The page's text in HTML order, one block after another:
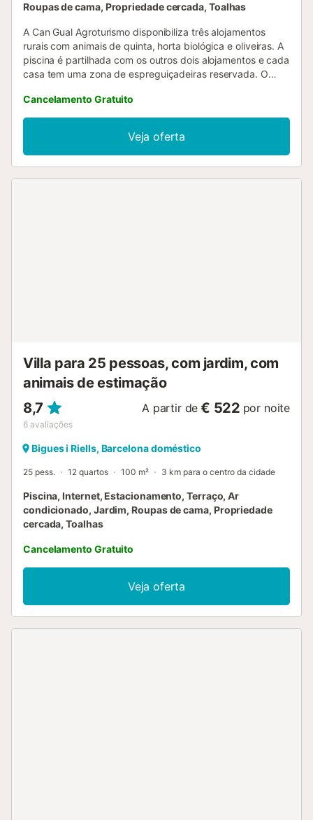
Roupas de cama, Propriedade cercada, Toalhas
A Can Gual Agroturismo disponibiliza três alojamentos
rurais com animais de quinta, horta biológica e oliveiras. A
piscina é partilhada com os outros dois alojamentos e cada
casa tem uma zona de espreguiçadeiras reservada. O
funcional. Tem 2 quartos: um com cama de casal e outro
com 2 camas individuais. A cozinha-office é luminosa e
está equipada com máquina de lavar loiça, frigorífico,
forno e máquina de lavar roupa. Dispõe de 1 casa de
banho e sala de jantar com televisão de ecrã plano,
Cancelamento Gratuito
Veja oferta
Villa para 25 pessoas, com jardim, com
animais de estimação
8,7
6 avaliações
A partir de € 522 por noite
Bigues i Riells, Barcelona doméstico
25 pess. 12 quartos 100 m² 3 km para o centro da cidade
Piscina, Internet, Estacionamento, Terraço, Ar
condicionado, Jardim, Roupas de cama, Propriedade
cercada, Toalhas
Cancelamento Gratuito
Veja oferta